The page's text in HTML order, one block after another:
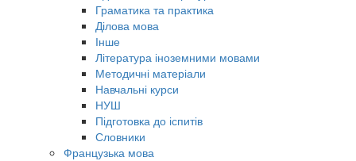
Граматика та практика
Ділова мова
Інше
Література іноземними мовами
Методичні матеріали
Навчальні курси
НУШ
Підготовка до іспитів
Словники
Французька мова